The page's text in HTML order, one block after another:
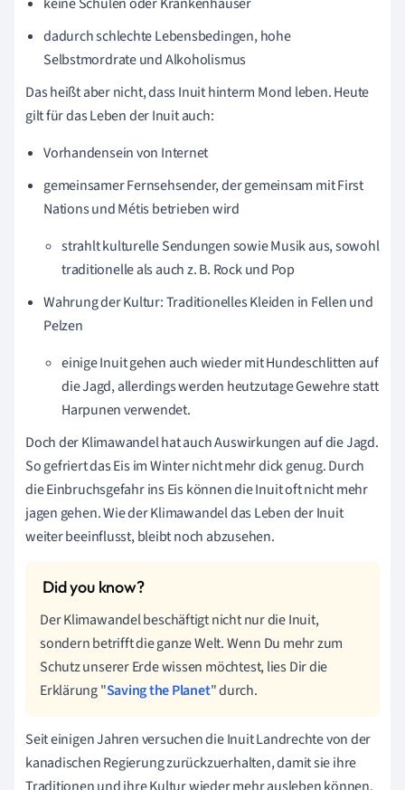
dadurch schlechte Lebensbedingen, hohe
Selbstmordrate und Alkoholismus
Das heißt aber nicht, dass Inuit hinterm Mond leben. Heute
gilt für das Leben der Inuit auch:
Vorhandensein von Internet
gemeinsamer Fernsehsender, der gemeinsam mit First
Nations und Métis betrieben wird
strahlt kulturelle Sendungen sowie Musik aus, sowohl
traditionelle als auch z. B. Rock und Pop
Wahrung der Kultur: Traditionelles Kleiden in Fellen und
Pelzen
einige Inuit gehen auch wieder mit Hundeschlitten auf
die Jagd, allerdings werden heutzutage Gewehre statt
Harpunen verwendet.
Doch der Klimawandel hat auch Auswirkungen auf die Jagd.
So gefriert das Eis im Winter nicht mehr dick genug. Durch
die Einbruchsgefahr ins Eis können die Inuit oft nicht mehr
jagen gehen. Wie der Klimawandel das Leben der Inuit
weiter beeinflusst, bleibt noch abzusehen.
Der Klimawandel beschäftigt nicht nur die Inuit,
sondern betrifft die ganze Welt. Wenn Du mehr zum
Schutz unserer Erde wissen möchtest, lies Dir die
Erklärung "Saving the Planet" durch.
Seit einigen Jahren versuchen die Inuit Landrechte von der
kanadischen Regierung zurückzuerhalten, damit sie ihre
Traditionen und ihre Kultur wieder mehr ausleben können.